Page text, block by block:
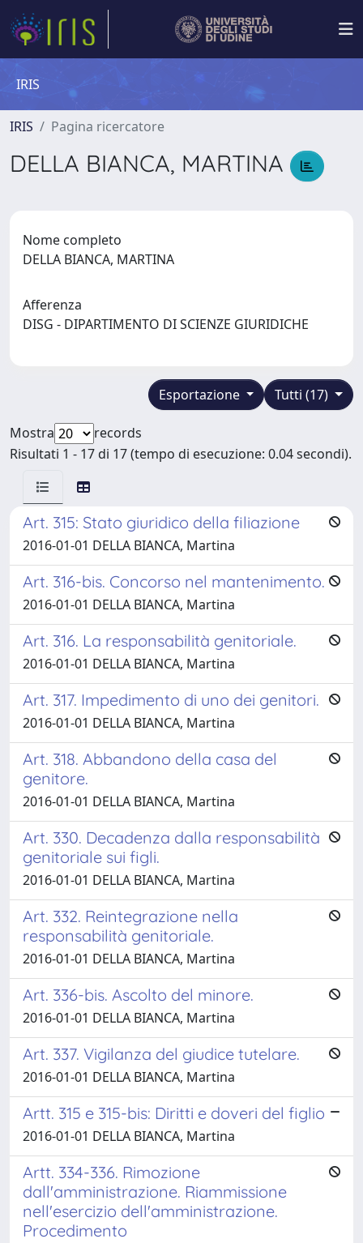
IRIS
IRIS Pagina ricercatore
DELLA BIANCA, MARTINA
Nome completo
DELLA BIANCA, MARTINA
Afferenza
DISG - DIPARTIMENTO DI SCIENZE GIURIDICHE
Tutti (17)
Esportazione
Mostra
records
Risultati 1 - 17 di 17 (tempo di esecuzione: 0.04 secondi).
Art. 315: Stato giuridico della filiazione
2016-01-01 DELLA BIANCA, Martina
Art. 316-bis. Concorso nel mantenimento.
2016-01-01 DELLA BIANCA, Martina
Art. 316. La responsabilità genitoriale.
2016-01-01 DELLA BIANCA, Martina
Art. 317. Impedimento di uno dei genitori.
2016-01-01 DELLA BIANCA, Martina
Art. 318. Abbandono della casa del
genitore.
2016-01-01 DELLA BIANCA, Martina
Art. 330. Decadenza dalla responsabilità
genitoriale sui figli.
2016-01-01 DELLA BIANCA, Martina
Art. 332. Reintegrazione nella
responsabilità genitoriale.
2016-01-01 DELLA BIANCA, Martina
Art. 336-bis. Ascolto del minore.
2016-01-01 DELLA BIANCA, Martina
Art. 337. Vigilanza del giudice tutelare.
2016-01-01 DELLA BIANCA, Martina
Artt. 315 e 315-bis: Diritti e doveri del figlio
2016-01-01 DELLA BIANCA, Martina
Artt. 334-336. Rimozione
dall'amministrazione. Riammissione
nell'esercizio dell'amministrazione.
Procedimento